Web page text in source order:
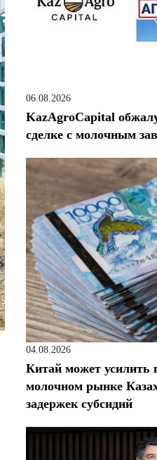
06.08.2026
KazAgroCapital
сделке с молочным
04.08.2026
Китай может усилить
молочном рынке
задержек субсидий